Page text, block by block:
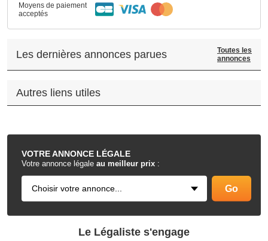
VOTREANNONCE LÉGALE
Votre annonce légale au meilleur prix :
Moyens de paiement
acceptés
Les dernières annonces parues
Toutes les
annonces
Autres liens utiles
.
Le Légaliste s'engage